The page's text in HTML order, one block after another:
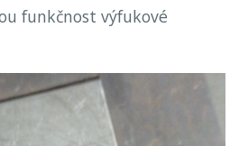
funkčnost výfukové